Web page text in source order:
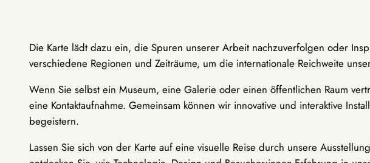
Die Karte lädt dazu ein, die Spuren unserer Arbeit nachzuverfolgen oder
verschiedene Regionen und Zeiträume, um die internationale Reichweite
Wenn Sie selbst ein Museum, eine Galerie oder einen öffentlichen Raum
eine Kontaktaufnahme. Gemeinsam können wir innovative und interaktive
begeistern.
Lassen Sie sich von der Karte auf eine visuelle Reise durch unsere